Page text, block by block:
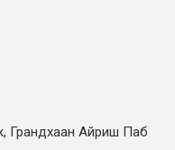
Грандхаан Айриш Паб